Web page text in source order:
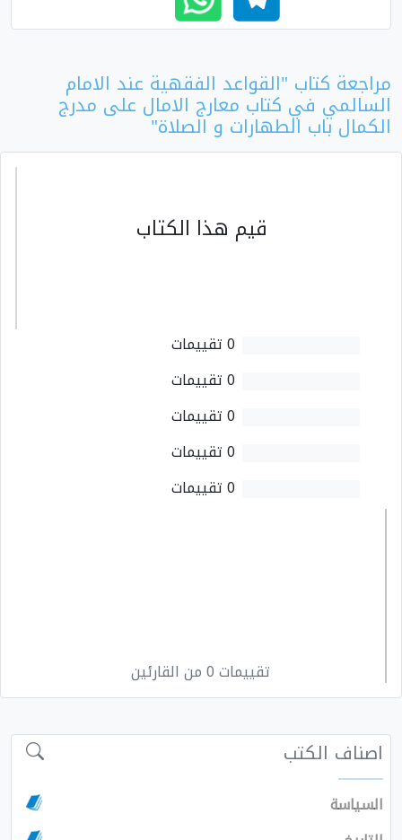
مراجعة كتاب "القواعد الفقهية عند الامام
السالمي في كتاب معارج الامال على مدرج
الكمال باب الطهارات و الصلاة"
قيم هذا الكتاب
0 تقييمات
0 تقييمات
0 تقييمات
0 تقييمات
0 تقييمات
تقييمات 0 من القارئين
اصناف الكتب
السياسة